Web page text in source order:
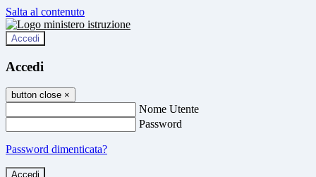
Salta al contenuto
Accedi
Accedi
button close ×
Nome Utente
Password
Password dimenticata?